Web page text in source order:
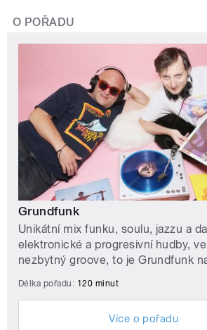
O POŘADU
Grundfunk
Unikátní mix funku, soulu, jazzu a
elektronické a progresivní hudby,
nezbytný groove, to je Grundfunk
Délka pořadu: 120 minut
Více o pořadu